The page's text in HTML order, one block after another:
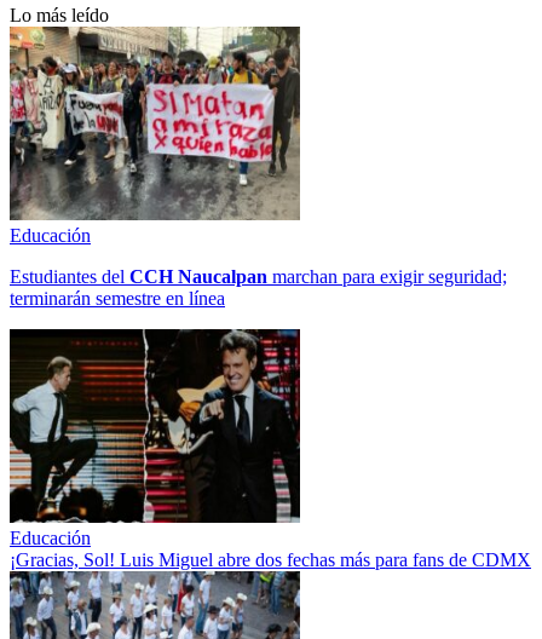
Lo más leído
Educación
Estudiantes del CCH Naucalpan marchan para exigir seguridad;
terminarán semestre en línea
Educación
¡Gracias, Sol! Luis Miguel abre dos fechas más para fans de CDMX